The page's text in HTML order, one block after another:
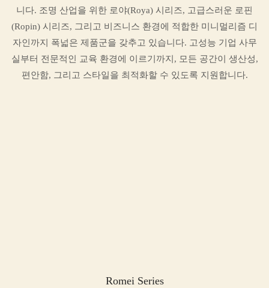
니다. 조명 산업을 위한 로야(Roya) 시리즈, 고급스러운 로핀
(Ropin) 시리즈, 그리고 비즈니스 환경에 적합한 미니멀리즘 디
자인까지 폭넓은 제품군을 갖추고 있습니다. 고성능 기업 사무
실부터 전문적인 교육 환경에 이르기까지, 모든 공간이 생산성,
편안함, 그리고 스타일을 최적화할 수 있도록 지원합니다.
Romei Series